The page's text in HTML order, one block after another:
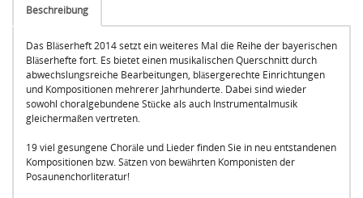
Beschreibung
Das Bläserheft 2014 setzt ein weiteres Mal die Reihe der bayerischen
Bläserhefte fort. Es bietet einen musikalischen Querschnitt durch
abwechslungsreiche Bearbeitungen, bläsergerechte Einrichtungen
und Kompositionen mehrerer Jahrhunderte. Dabei sind wieder
sowohl choralgebundene Stücke als auch Instrumentalmusik
gleichermaßen vertreten.
19 viel gesungene Choräle und Lieder finden Sie in neu entstandenen
Kompositionen bzw. Sätzen von bewährten Komponisten der
Posaunenchorliteratur!